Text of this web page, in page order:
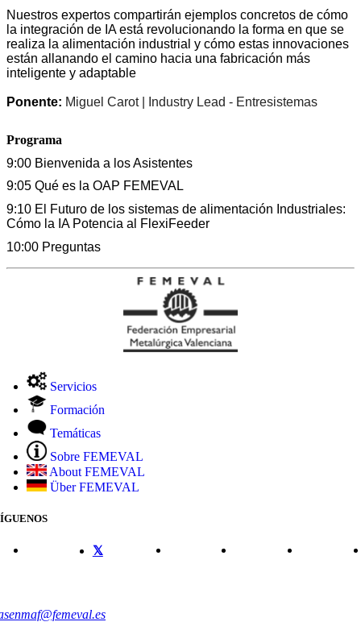
Nuestros expertos compartirán ejemplos concretos de cómo
la integración de IA está revolucionando la forma en que se
realiza la alimentación industrial y cómo estas innovaciones
están allanando el camino hacia una fabricación más
inteligente y adaptable
Ponente: Miguel Carot | Industry Lead - Entresistemas
Programa
9:00 Bienvenida a los Asistentes
9:05 Qué es la OAP FEMEVAL
9:10 El Futuro de los sistemas de alimentación Industriales:
Cómo la IA Potencia al FlexiFeeder
10:00 Preguntas
Servicios
Formación
Temáticas
Sobre FEMEVAL
About FEMEVAL
Über FEMEVAL